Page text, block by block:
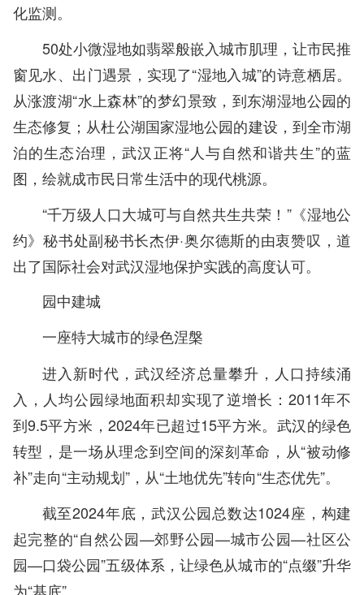
化监测。
50处小微湿地如翡翠般嵌入城市肌理，让市民推
窗见水、出门遇景，实现了“湿地入城”的诗意栖居。
从涨渡湖“水上森林”的梦幻景致，到东湖湿地公园的
生态修复；从杜公湖国家湿地公园的建设，到全市湖
泊的生态治理，武汉正将“人与自然和谐共生”的蓝
图，绘就成市民日常生活中的现代桃源。
“千万级人口大城可与自然共生共荣！”《湿地公
约》秘书处副秘书长杰伊·奥尔德斯的由衷赞叹，道
出了国际社会对武汉湿地保护实践的高度认可。
园中建城
一座特大城市的绿色涅槃
进入新时代，武汉经济总量攀升，人口持续涌
入，人均公园绿地面积却实现了逆增长：2011年不
到9.5平方米，2024年已超过15平方米。武汉的绿色
转型，是一场从理念到空间的深刻革命，从“被动修
补”走向“主动规划”，从“土地优先”转向“生态优先”。
截至2024年底，武汉公园总数达1024座，构建
起完整的“自然公园—郊野公园—城市公园—社区公
园—口袋公园”五级体系，让绿色从城市的“点缀”升华
为“基底”。